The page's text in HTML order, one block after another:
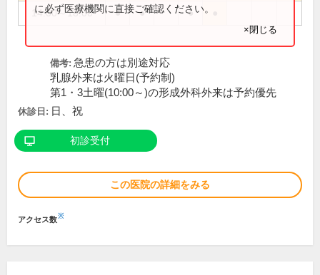
14:00～18:00 ● ● ●
に必ず医療機関に直接ご確認ください。
×閉じる
備考: 急患の方は別途対応
乳腺外来は火曜日(予約制)
第1・3土曜(10:00～)の形成外科外来は予約優先
休診日: 日、祝
初診受付
この医院の詳細をみる
アクセス数※